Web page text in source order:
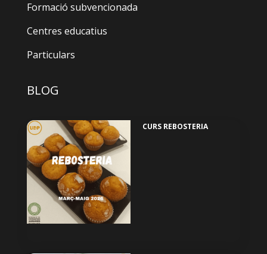
Formació subvencionada
Centres educatius
Particulars
BLOG
CURS REBOSTERIA